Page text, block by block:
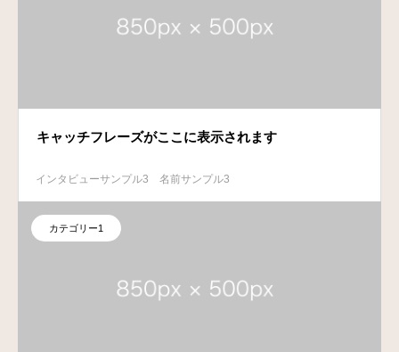
キャッチフレーズがここに表示されます
インタビューサンプル3 名前サンプル3
カテゴリー1